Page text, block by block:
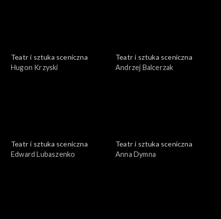
Teatr i sztuka sceniczna
Hugon Krzyski
Teatr i sztuka sceniczna
Andrzej Balcerzak
Teatr i sztuka sceniczna
Edward Lubaszenko
Teatr i sztuka sceniczna
Anna Dymna